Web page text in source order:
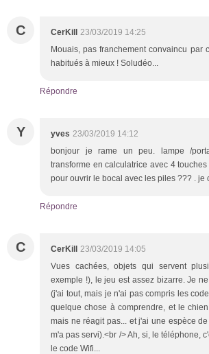
C CerKill 23/03/2019 14:25
Mouais, pas franchement convaincu par
habitués à mieux ! Soludéo...
Répondre
Y yves 23/03/2019 14:12
bonjour je rame un peu. lampe /
transforme en calculatrice avec 4
pour ouvrir le bocal avec les piles ??? . je
Répondre
C CerKill 23/03/2019 14:05
Vues cachées, objets qui servent
exemple !), le jeu est assez bizarre. Je
(j'ai tout, mais je n'ai pas compris les
quelque chose à comprendre, et le
mais ne réagit pas... et j'ai une espèce
m'a pas servi).<br /> Ah, si, le téléphone,
le code Wifi...